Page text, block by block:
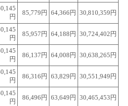
円
85,779円 64,366円 30,810,359円
円
85,957円 64,188円 30,724,402円
円
86,137円 64,008円 30,638,265円
円
86,316円 63,829円 30,551,949円
円
86,496円 63,649円 30,465,453円